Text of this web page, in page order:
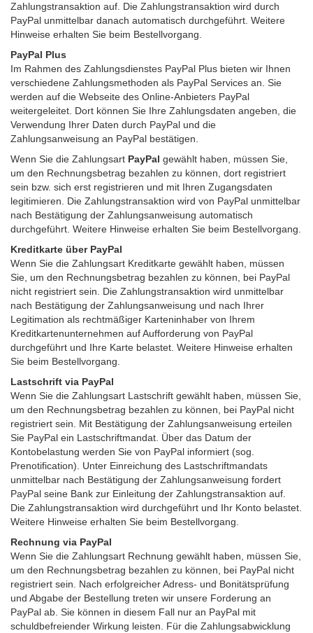
Zahlungstransaktion auf. Die Zahlungstransaktion wird durch
PayPal unmittelbar danach automatisch durchgeführt. Weitere
Hinweise erhalten Sie beim Bestellvorgang.
PayPal Plus
Im Rahmen des Zahlungsdienstes PayPal Plus bieten wir Ihnen
verschiedene Zahlungsmethoden als PayPal Services an. Sie
werden auf die Webseite des Online-Anbieters PayPal
weitergeleitet. Dort können Sie Ihre Zahlungsdaten angeben, die
Verwendung Ihrer Daten durch PayPal und die
Zahlungsanweisung an PayPal bestätigen.
Wenn Sie die Zahlungsart PayPal gewählt haben, müssen Sie,
um den Rechnungsbetrag bezahlen zu können, dort registriert
sein bzw. sich erst registrieren und mit Ihren Zugangsdaten
legitimieren. Die Zahlungstransaktion wird von PayPal unmittelbar
nach Bestätigung der Zahlungsanweisung automatisch
durchgeführt. Weitere Hinweise erhalten Sie beim Bestellvorgang.
Kreditkarte über PayPal
Wenn Sie die Zahlungsart Kreditkarte gewählt haben, müssen
Sie, um den Rechnungsbetrag bezahlen zu können, bei PayPal
nicht registriert sein. Die Zahlungstransaktion wird unmittelbar
nach Bestätigung der Zahlungsanweisung und nach Ihrer
Legitimation als rechtmäßiger Karteninhaber von Ihrem
Kreditkartenunternehmen auf Aufforderung von PayPal
durchgeführt und Ihre Karte belastet. Weitere Hinweise erhalten
Sie beim Bestellvorgang.
Lastschrift via PayPal
Wenn Sie die Zahlungsart Lastschrift gewählt haben, müssen Sie,
um den Rechnungsbetrag bezahlen zu können, bei PayPal nicht
registriert sein. Mit Bestätigung der Zahlungsanweisung erteilen
Sie PayPal ein Lastschriftmandat. Über das Datum der
Kontobelastung werden Sie von PayPal informiert (sog.
Prenotification). Unter Einreichung des Lastschriftmandats
unmittelbar nach Bestätigung der Zahlungsanweisung fordert
PayPal seine Bank zur Einleitung der Zahlungstransaktion auf.
Die Zahlungstransaktion wird durchgeführt und Ihr Konto belastet.
Weitere Hinweise erhalten Sie beim Bestellvorgang.
Rechnung via PayPal
Wenn Sie die Zahlungsart Rechnung gewählt haben, müssen Sie,
um den Rechnungsbetrag bezahlen zu können, bei PayPal nicht
registriert sein. Nach erfolgreicher Adress- und Bonitätsprüfung
und Abgabe der Bestellung treten wir unsere Forderung an
PayPal ab. Sie können in diesem Fall nur an PayPal mit
schuldbefreiender Wirkung leisten. Für die Zahlungsabwicklung